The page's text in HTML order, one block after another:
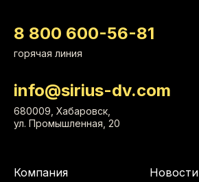
8 800 600-56-81
info@sirius-dv.com
горячая линия
680009, Хабаровск,
ул. Промышленная, 20
Компания Новости